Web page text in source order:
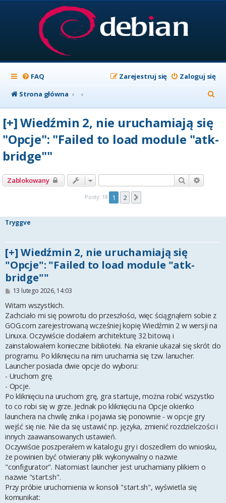
FAQ Zaloguj się
Zarejestruj się
Strona główna
z
[+] Wiedźmin 2, nie uruchamiają się
"Opcje": "Failed to load module "atk-
bridge""
Zablokowany Szukaj
Posty: 18 1 2
Tryggve
[+] Wiedźmin 2, nie uruchamiają się
"Opcje": "Failed to load module "atk-
bridge""
P
s
13 lutego 2026, 14:03
Witam wszystkich.
Zachciało mi się powrotu do przeszłości, więc ściągnąłem sobie z
GOG.com zarejestrowaną wcześniej kopię Wiedźmin 2 w wersji na
Linuxa. Oczywiście dodałem architekturę 32 bitową i
zainstalowałem konieczne biblioteki. Na ekranie ukazał się skrót do
programu. Po kliknięciu na nim uruchamia się tzw. lanucher.
Launcher posiada dwie opcje do wyboru:
- Uruchom grę.
- Opcje.
Po kliknięciu na uruchom grę, gra startuje, można robić wszystko
to co robi się w grze. Jednak po kliknięciu na Opcje okienko
launchera na chwilę znika i pojawia się ponownie - w opcje gry
wejść się nie. Nie da się ustawić np. języka, zmienić rozdzielczości i
innych zaawansowanych ustawień.
Oczywiście poszperałem w katalogu gry i doszedłem do wniosku,
że powinien być otwierany plik wykonywalny o nazwie
"configurator". Natomiast launcher jest uruchamiany plikiem o
nazwie "start.sh".
Przy próbie uruchomienia w konsoli "start.sh", wyświetla się
komunikat: